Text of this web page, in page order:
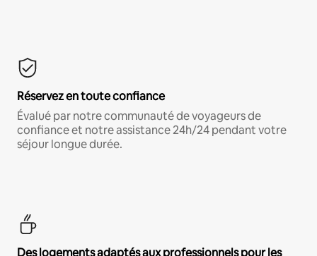
Réservez en toute confiance
Évalué par notre communauté de voyageurs de
confiance et notre assistance 24h/24 pendant votre
séjour longue durée.
Des logements adaptés aux professionnels pour les